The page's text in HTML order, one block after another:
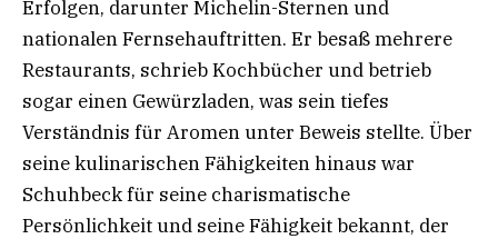
Erfolgen, darunter Michelin-Sternen und
nationalen Fernsehauftritten. Er besaß mehrere
Restaurants, schrieb Kochbücher und betrieb
sogar einen Gewürzladen, was sein tiefes
Verständnis für Aromen unter Beweis stellte. Über
seine kulinarischen Fähigkeiten hinaus war
Schuhbeck für seine charismatische
Persönlichkeit und seine Fähigkeit bekannt, der